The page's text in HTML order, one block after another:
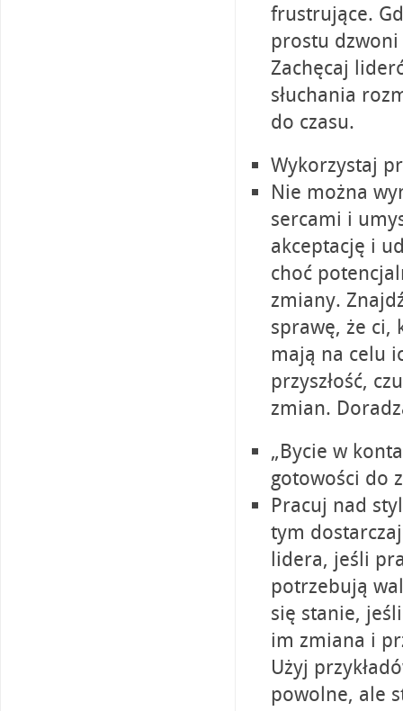
frustrujące.
prostu
Zachęcaj
słuchania
do czasu.
Wykorzystaj
Nie można
sercami i
akceptację i
choć
zmiany.
sprawę, że
mają na celu
przyszłość,
zmian.
„Bycie w
gotowości do
Pracuj nad
tym
lidera, jeśli
potrzebują
się stanie,
im zmiana i
Użyj
powolne, ale